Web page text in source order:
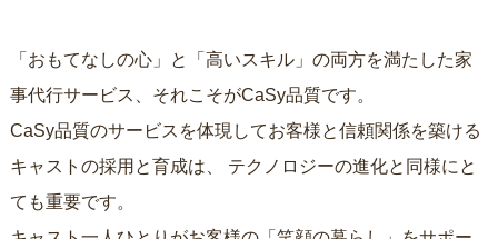
「おもてなしの心」と「高いスキル」の両方を満たした家
事代行サービス、それこそがCaSy品質です。
CaSy品質のサービスを体現してお客様と信頼関係を築ける
キャストの採用と育成は、
ても重要です。